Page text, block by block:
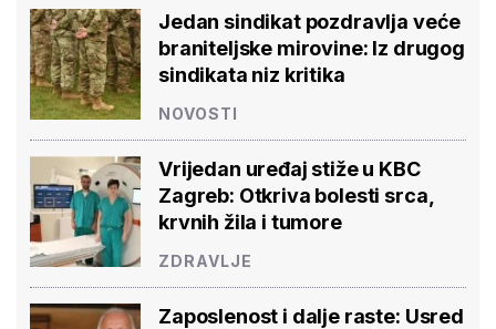
Jedan sindikat pozdravlja veće
braniteljske mirovine: Iz drugog
sindikata niz kritika
NOVOSTI
Vrijedan uređaj stiže u KBC
Zagreb: Otkriva bolesti srca,
krvnih žila i tumore
ZDRAVLJE
Zaposlenost i dalje raste: Usred